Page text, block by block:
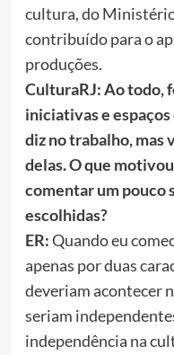
cultura, do
contribuído para o
produções.
CulturaRJ: Ao todo,
iniciativas e
diz no trabalho, mas
delas. O que
comentar um pouco
escolhidas?
ER:Quando eu
apenas por duas
deveriam acontecer
seriam
independência na